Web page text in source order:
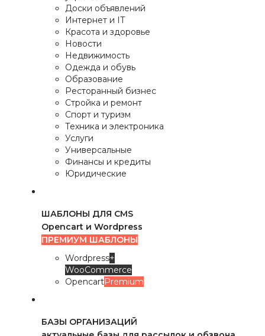
Доски объявлений
Интернет и IT
Красота и здоровье
Новости
Недвижимость
Одежда и обувь
Образование
Ресторанный бизнес
Стройка и ремонт
Спорт и туризм
Техника и электроника
Услуги
Универсальные
Финансы и кредиты
Юридические
ШАБЛОНЫ ДЛЯ CMS
Opencart и Wordpress
ПРЕМИУМ ШАБЛОНЫ
Wordpress+
WooCommerce
OpencartPremium
БАЗЫ ОРГАНИЗАЦИЙ